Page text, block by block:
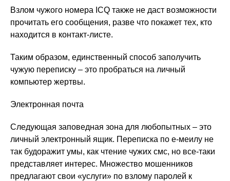
Взлом чужого номера ICQ также не даст возможности
прочитать его сообщения, разве что покажет тех, кто
находится в контакт-листе.
Таким образом, единственный способ заполучить
чужую переписку – это пробраться на личный
компьютер жертвы.
Электронная почта
Следующая заповедная зона для любопытных – это
личный электронный ящик. Переписка по е-меилу не
так будоражит умы, как чтение чужих смс, но все-таки
представляет интерес. Множество мошенников
предлагают свои «услуги» по взлому паролей к